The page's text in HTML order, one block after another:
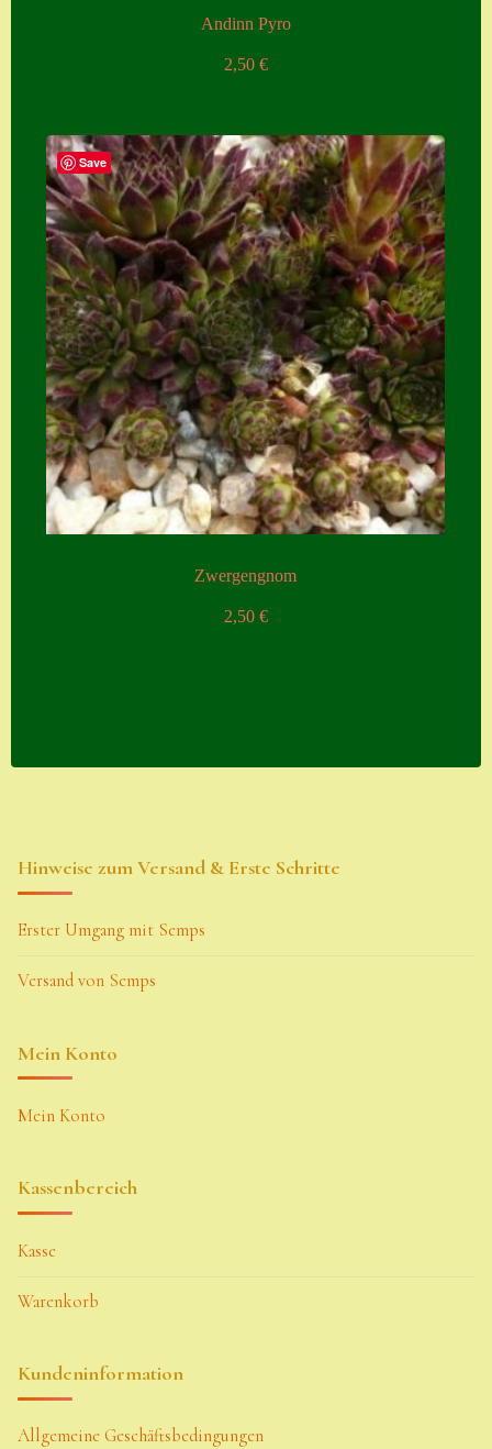
Andinn Pyro
2,50 €
Save
Zwergengnom
2,50 €
Hinweise zum Versand & Erste Schritte
Erster Umgang mit Semps
Versand von Semps
Mein Konto
Mein Konto
Kassenbereich
Kasse
Warenkorb
Kundeninformation
Allgemeine Geschäftsbedingungen